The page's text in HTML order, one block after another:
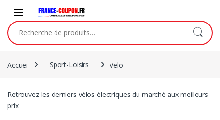
Recherche pour :
Accueil Sport-Loisirs Velo
Retrouvez les derniers vélos électriques du marché aux meilleurs
prix